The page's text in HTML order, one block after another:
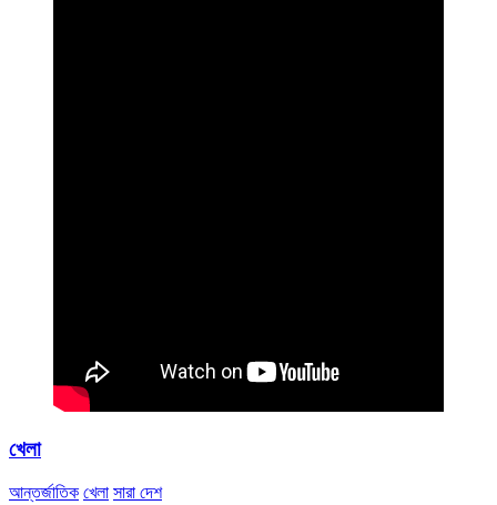
খেলা
আন্তর্জাতিক খেলা সারা দেশ